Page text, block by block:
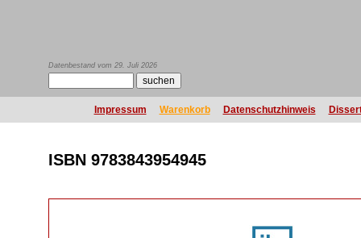
Datenbestand vom 29. Juli 2026
Impressum Warenkorb Datenschutzhinweis
ISBN 9783843954945